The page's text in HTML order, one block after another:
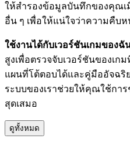
ให้สำรองข้อมูลบันทึกของคุณเ
อื่น ๆ เพื่อให้แน่ใจว่าความคืบ
ใช้งานได้กับเวอร์ชันเกมของฉั
สูงเพื่อตรวจจับเวอร์ชันของเ
แผนที่โต้ตอบได้และคู่มืออัจฉริ
ระบบของเราช่วยให้คุณใช้การ
สุดเสมอ
ดูทั้งหมด